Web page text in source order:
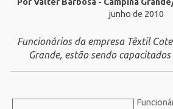
junho de 2010
Funcionários da empresa Têxtil
Grande, estão sendo